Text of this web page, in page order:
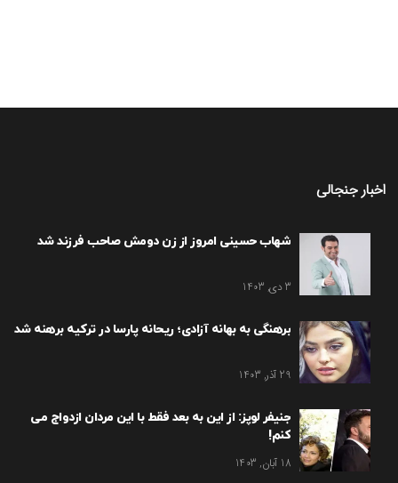
اخبار جنجالی
شهاب حسینی امروز از زن دومش صاحب فرزند شد
3 دی, 1403
برهنگی به بهانه آزادی؛ ریحانه پارسا در ترکیه برهنه شد
29 آذر, 1403
جنیفر لوپز: از این به بعد فقط با این مردان ازدواج می
کنم!
18 آبان, 1403